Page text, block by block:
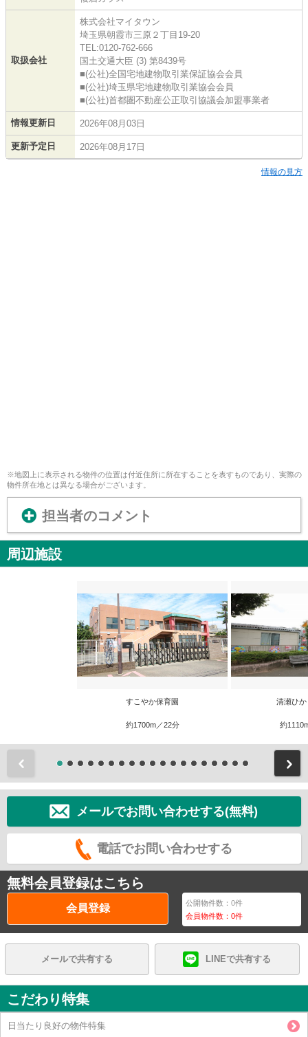
取扱会社
株式会社マイタウン
埼玉県朝霞市三原２丁目19-20
TEL:0120-762-666
国土交通大臣 (3) 第8439号
■(公社)全国宅地建物取引業保証協会会員
■(公社)埼玉県宅地建物取引業協会会員
■(公社)首都圏不動産公正取引協議会加盟事業者
情報更新日 2026年08月03日
更新予定日 2026年08月17日
情報の見方
※地図上に表示される物件の位置は付近住所に所在することを表すものであり、実際の
物件所在地とは異なる場合がございます。
担当者のコメント
周辺施設
すこやか保育園
約1700m／22分
清瀬ひ
約
メールでお問い合わせする(無料)
電話でお問い合わせする
無料会員登録はこちら
会員登録 公開物件数：0件
会員物件数：0件
メールで共有する LINEで共有する
こだわり特集
日当たり良好の物件特集